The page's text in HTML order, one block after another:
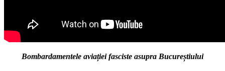
Bombardamentele aviației fasciste asupra Bucureștiului